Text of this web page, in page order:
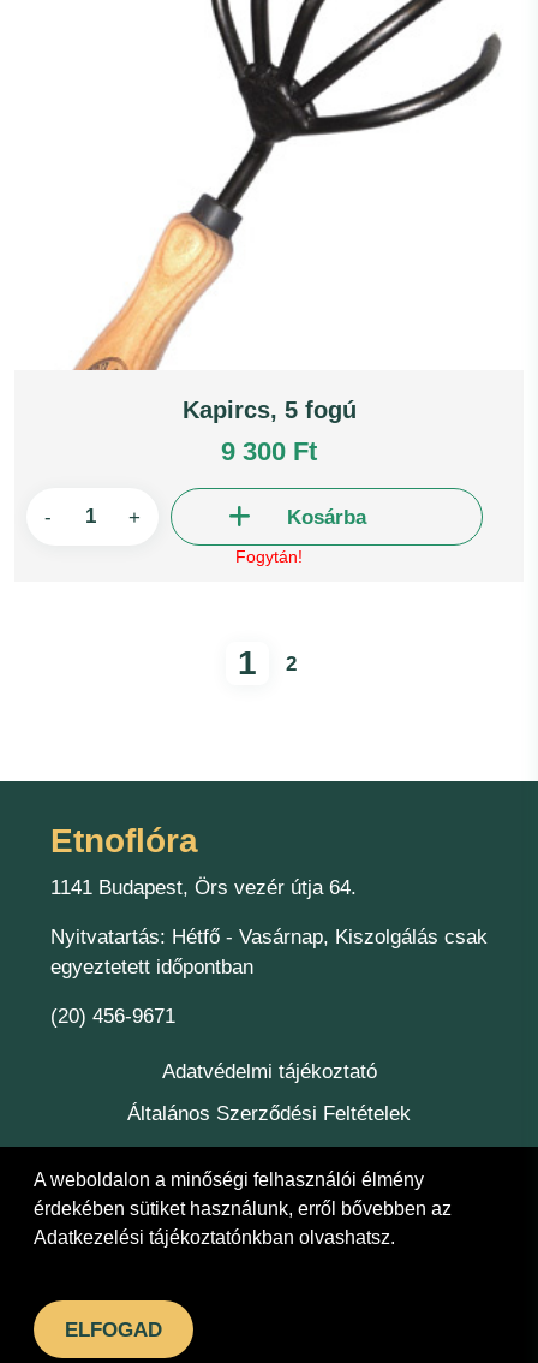
Kapircs, 5 fogú
9 300 Ft
- + Kosárba
Fogytán!
1 2
Etnoflóra
1141 Budapest, Örs vezér útja 64.
Nyitvatartás: Hétfő - Vasárnap, Kiszolgálás csak
egyeztetett időpontban
(20) 456-9671
Adatvédelmi tájékoztató
Általános Szerződési Feltételek
Felelőség
A weboldalon a minőségi felhasználói élmény
érdekében sütiket használunk, erről bővebben az
Adatkezelési tájékoztatónkban olvashatsz.
ELFOGAD